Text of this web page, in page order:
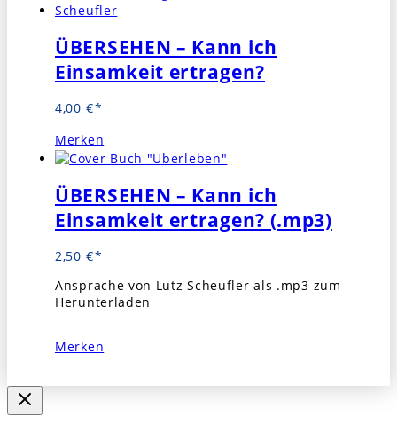
ÜBERSEHEN – Kann ich
Einsamkeit ertragen?
4,00 €
Merken
ÜBERSEHEN – Kann ich
Einsamkeit ertragen? (.mp3)
2,50 €
Ansprache von Lutz Scheufler als .mp3 zum
Herunterladen
Merken